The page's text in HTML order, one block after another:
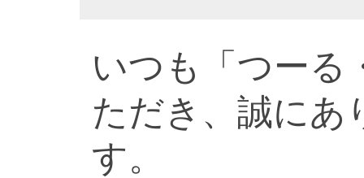
いつも「つーる
ただき、誠にあ
す。